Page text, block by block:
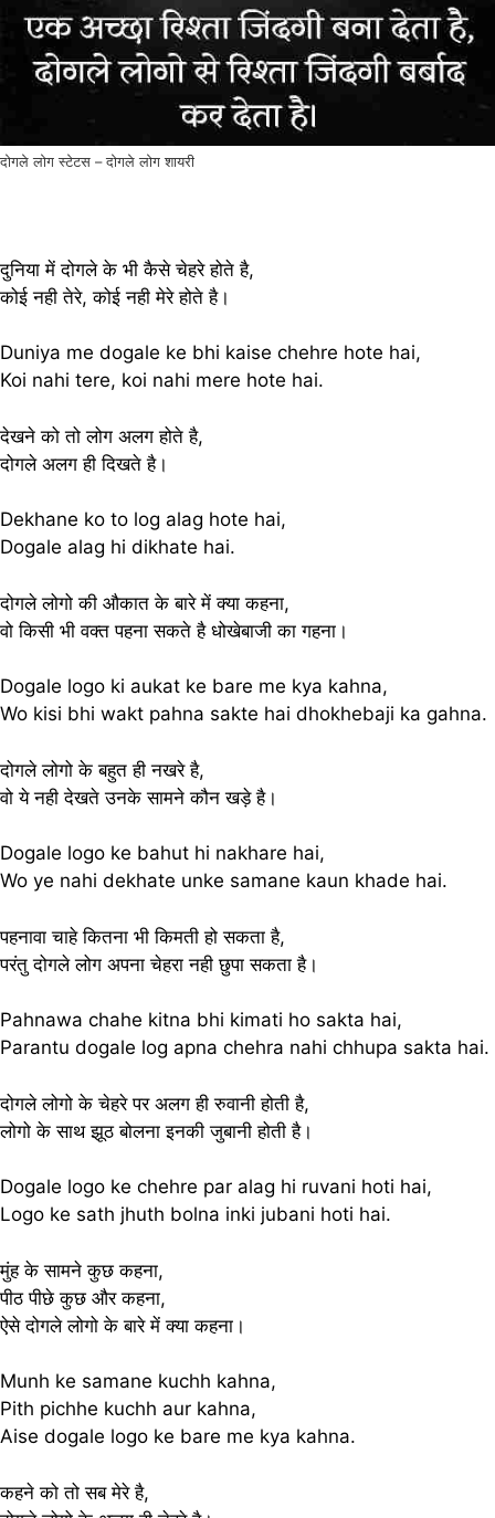
दोगले लोग स्टेटस – दोगले लोग शायरी
दुनिया में दोगले के भी कैसे चेहरे होते है,
कोई नही तेरे, कोई नही मेरे होते है।
Duniya me dogale ke bhi kaise chehre hote hai,
Koi nahi tere, koi nahi mere hote hai.
देखने को तो लोग अलग होते है,
दोगले अलग ही दिखते है।
Dekhane ko to log alag hote hai,
Dogale alag hi dikhate hai.
दोगले लोगो की औकात के बारे में क्या कहना,
वो किसी भी वक्त पहना सकते है धोखेबाजी का गहना।
Dogale logo ki aukat ke bare me kya kahna,
Wo kisi bhi wakt pahna sakte hai dhokhebaji ka gahna.
दोगले लोगो के बहुत ही नखरे है,
वो ये नही देखते उनके सामने कौन खड़े है।
Dogale logo ke bahut hi nakhare hai,
Wo ye nahi dekhate unke samane kaun khade hai.
पहनावा चाहे कितना भी किमती हो सकता है,
परंतु दोगले लोग अपना चेहरा नही छुपा सकता है।
Pahnawa chahe kitna bhi kimati ho sakta hai,
Parantu dogale log apna chehra nahi chhupa sakta hai.
दोगले लोगो के चेहरे पर अलग ही रुवानी होती है,
लोगो के साथ झूठ बोलना इनकी जुबानी होती है।
Dogale logo ke chehre par alag hi ruvani hoti hai,
Logo ke sath jhuth bolna inki jubani hoti hai.
मुंह के सामने कुछ कहना,
पीठ पीछे कुछ और कहना,
ऐसे दोगले लोगो के बारे में क्या कहना।
Munh ke samane kuchh kahna,
Pith pichhe kuchh aur kahna,
Aise dogale logo ke bare me kya kahna.
कहने को तो सब मेरे है,